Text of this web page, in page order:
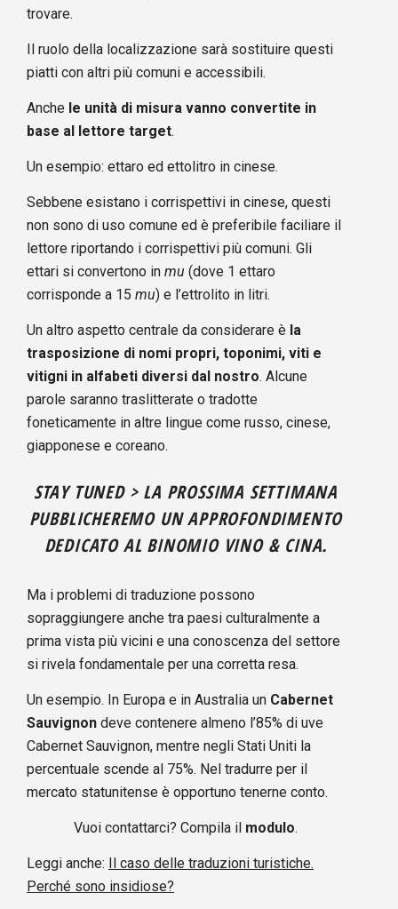
trovare.
Il ruolo della localizzazione sarà sostituire questi
piatti con altri più comuni e accessibili.
Anche le unità di misura vanno convertite in
base al lettore target.
Un esempio: ettaro ed ettolitro in cinese.
Sebbene esistano i corrispettivi in cinese, questi
non sono di uso comune ed è preferibile faciliare il
lettore riportando i corrispettivi più comuni. Gli
ettari si convertono in mu (dove 1 ettaro
corrisponde a 15 mu) e l’ettrolito in litri.
Un altro aspetto centrale da considerare è la
trasposizione di nomi propri, toponimi, viti e
vitigni in alfabeti diversi dal nostro. Alcune
parole saranno traslitterate o tradotte
foneticamente in altre lingue come russo, cinese,
giapponese e coreano.
STAY TUNED > LA PROSSIMA SETTIMANA
PUBBLICHEREMO UN APPROFONDIMENTO
DEDICATO AL BINOMIO VINO & CINA.
Ma i problemi di traduzione possono
sopraggiungere anche tra paesi culturalmente a
prima vista più vicini e una conoscenza del settore
si rivela fondamentale per una corretta resa.
Un esempio. In Europa e in Australia un Cabernet
Sauvignon deve contenere almeno l’85% di uve
Cabernet Sauvignon, mentre negli Stati Uniti la
percentuale scende al 75%. Nel tradurre per il
mercato statunitense è opportuno tenerne conto.
Vuoi contattarci? Compila il modulo.
Leggi anche: Il caso delle traduzioni turistiche.
Perché sono insidiose?